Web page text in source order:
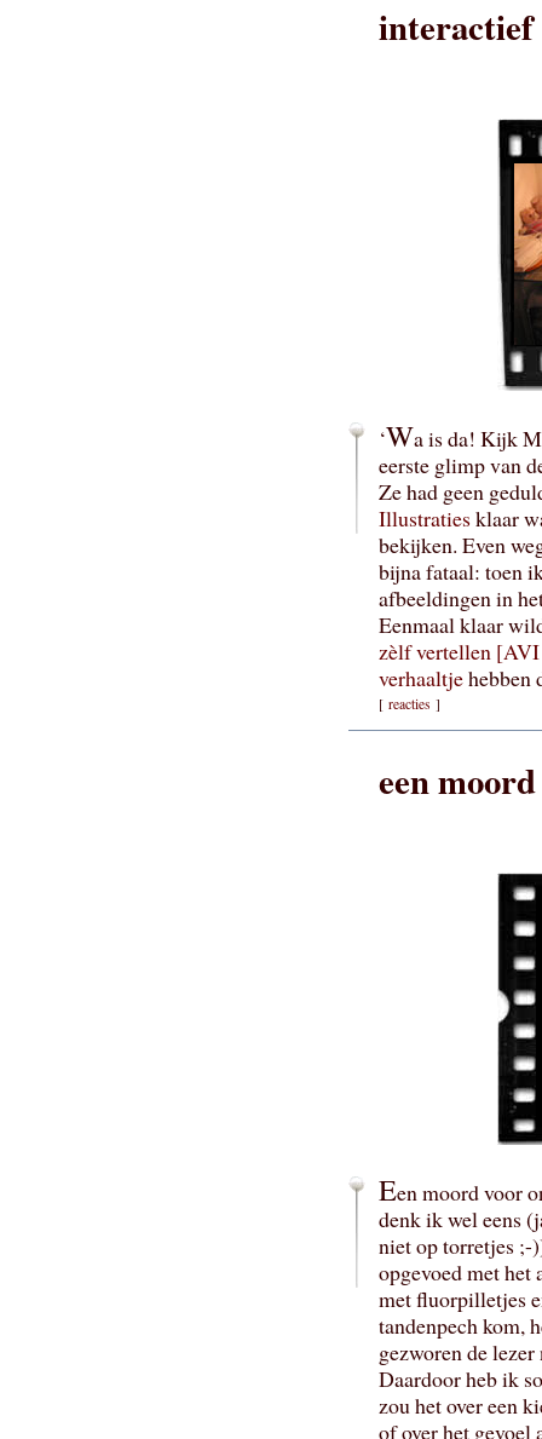
interactief
‘Wa is da! Kijk
eerste glimp van
Ze had geen
Illustraties klaar
bekijken. Even
bijna fataal: toen
afbeeldingen in
Eenmaal klaar
zèlf vertellen
verhaaltjehebben
[ reacties ]
een
Een moord voor
denk ik wel eens
niet op torretjes ;-
opgevoed met
met fluorpilletjes
tandenpech kom,
gezworen de
Daardoor heb ik
zou het over een
of over het gevoel